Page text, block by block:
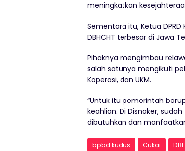
meningkatkan
Sementara itu, Ketua
DBHCHT terbesar di Jawa
Pihaknya mengimbau
salah satunya mengikuti
Koperasi, dan UKM.
“Untuk itu pemerintah
keahlian. Di Disnaker,
dibutuhkan dan
bpbd kudus Cukai